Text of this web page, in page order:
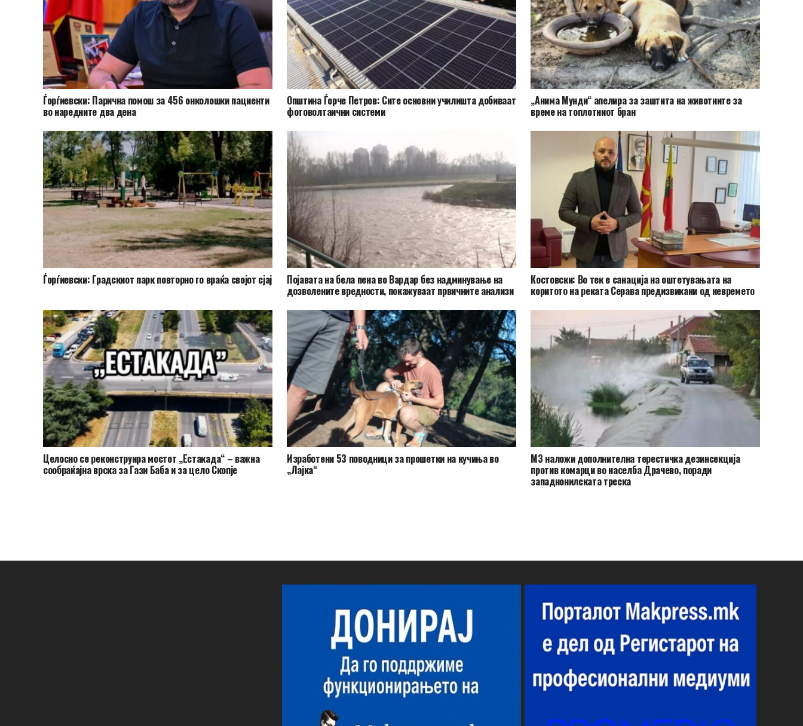
Ѓорѓиевски: Парична помош за 456 онколошки пациенти
во наредните два дена
Општина Ѓорче Петров: Сите основни училишта добиваат
фотоволтаични системи
„Анима Мунди“ апелира за заштита на животните за
време на топлотниот бран
Ѓорѓиевски: Градскиот парк повторно го враќа својот сјај Појавата на бела пена во Вардар без надминување на
дозволените вредности, покажуваат првичните анализи
Костовски: Во тек е санација на оштетувањата на
коритото на реката Серава предизвикани од невремето
Целосно се реконструира мостот „Естакада“ – важна
сообраќајна врска за Гази Баба и за цело Скопје
Изработени 53 поводници за прошетки на кучиња во
„Лајка“
МЗ наложи дополнителна терестичка дезинсекција
против комарци во населба Драчево, поради
западнонилската треска